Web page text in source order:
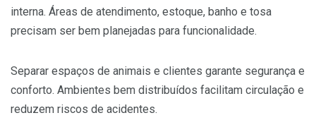
interna. Áreas de atendimento, estoque, banho e tosa
precisam ser bem planejadas para funcionalidade.
Separar espaços de animais e clientes garante segurança e
conforto. Ambientes bem distribuídos facilitam circulação e
reduzem riscos de acidentes.